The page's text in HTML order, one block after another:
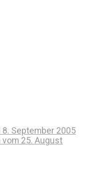
8. September 2005
vom 25. August